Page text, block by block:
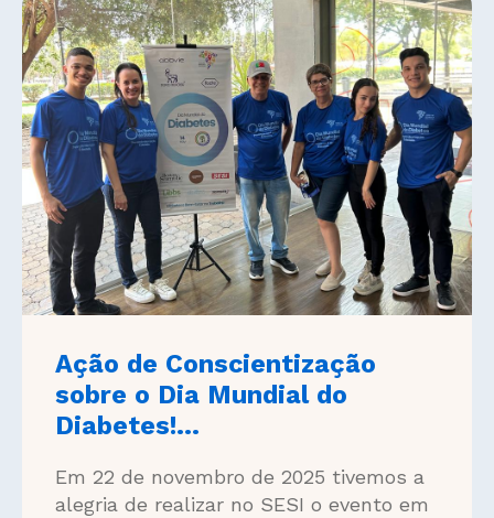
Ação de Conscientização
sobre o Dia Mundial do
Diabetes!...
Em 22 de novembro de 2025 tivemos a
alegria de realizar no SESI o evento em